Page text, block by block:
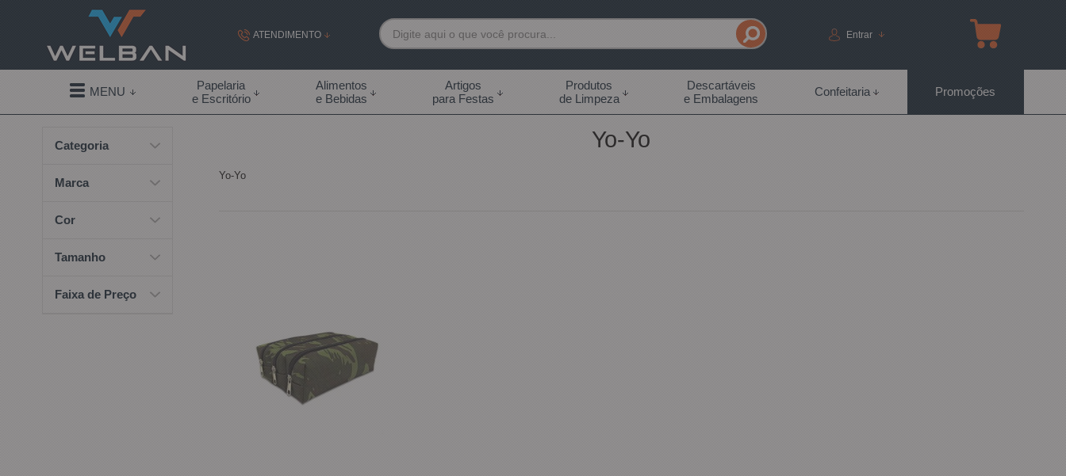
ATENDIMENTO
(19) 99855-7892
(19) 99855-7892
contato@welban.com.br
Segunda à sexta - 08:30h às 18:00h Sábados -
09:00h às 14:00h
Entrar
MENU
Papelaria
e Escritório
Alimentos
e Bebidas
Artigos
para Festas
Produtos
de Limpeza
Descartáveis
e Embalagens
Confeitaria Promoções
Categoria
Marca
Cor
Tamanho
Faixa de Preço
Yo-Yo
Yo-Yo